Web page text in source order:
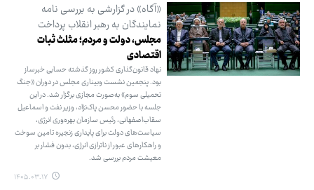
«آگاه» در گزارشی به بررسی نامه
نمایندگان به رهبر انقلاب پرداخت
مجلس، دولت و مردم؛ مثلث ثبات
اقتصادی
نهاد قانون‌گذاری کشور روز گذشته حسابی خبرساز
بود. پنجمین نشست وبیناری مجلس در دوران «جنگ
تحمیلی سوم» به‌صورت مجازی برگزار شد. در این
جلسه با حضور محسن پاک‌نژاد، وزیر نفت و اسماعیل
سقاب‌اصفهانی، رئیس سازمان بهره‌وری انرژی،
سیاست‌های دولت برای پایداری زنجیره تامین سوخت
و راهکارهای عبور از ناترازی انرژی، بدون فشار بر
معیشت مردم بررسی شد.
۱۴۰۵.۰۳.۱۷